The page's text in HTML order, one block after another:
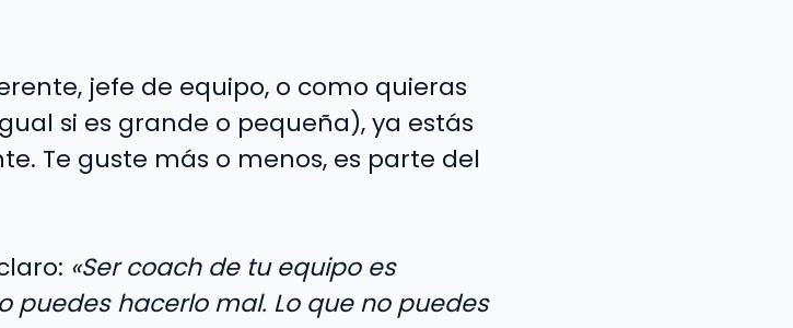
jefe de equipo, o como quieras
si es grande o pequeña), ya estás
Te guste más o menos, es parte del
«Ser coach de tu equipo es
puedes hacerlo mal. Lo que no puedes